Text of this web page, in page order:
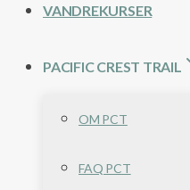
VANDREKURSER
PACIFIC CREST TRAIL
OM PCT
FAQ PCT